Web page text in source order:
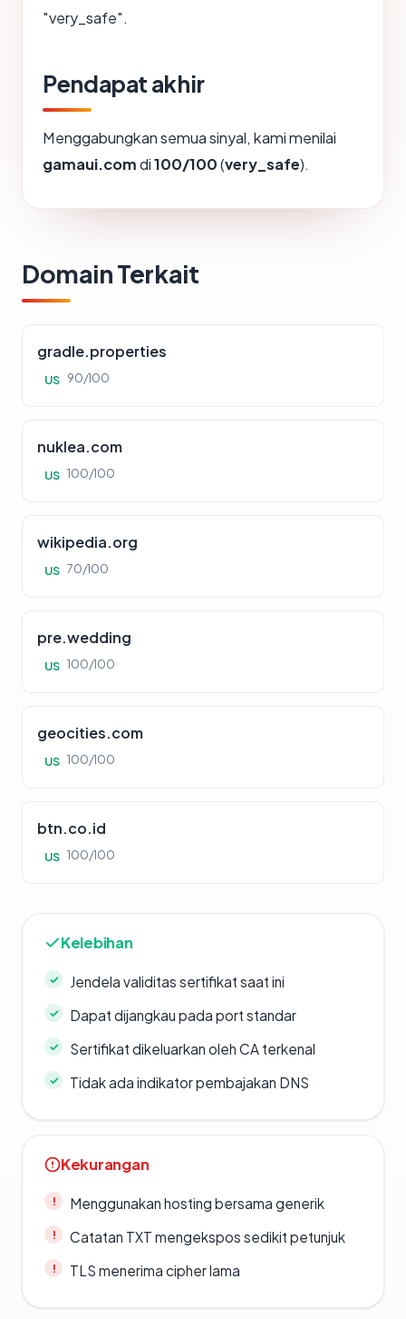
"very_safe".
Pendapat akhir
Menggabungkan semua sinyal, kami menilai
gamaui.comdi100/100(very_safe).
Domain Terkait
gradle.properties
US 90/100
nuklea.com
US 100/100
wikipedia.org
US 70/100
pre.wedding
US 100/100
geocities.com
US 100/100
btn.co.id
US 100/100
Kelebihan
Jendela validitas sertifikat saat ini
Dapat dijangkau pada port standar
Sertifikat dikeluarkan oleh CA terkenal
Tidak ada indikator pembajakan DNS
Kekurangan
Menggunakan hosting bersama generik
Catatan TXT mengekspos sedikit petunjuk
TLS menerima cipher lama